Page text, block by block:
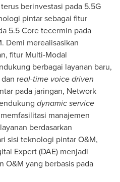
berinvestasi pada 5.5G
pintar sebagai fitur
5.5 Core tecermin pada
Demi merealisasikan
fitur Multi-Modal
berbagai layanan baru,
dan real-time voice driven
pada jaringan, Network
dynamic service
manajemen
berdasarkan
sisi teknologi pintar O&M,
Expert (DAE) menjadi
O&M yang berbasis pada